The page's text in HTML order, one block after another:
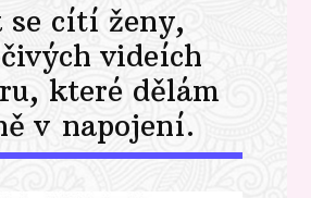
se cítí ženy,
videích
které dělám
v napojení.